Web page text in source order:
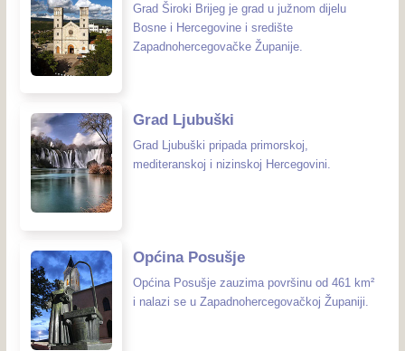
Grad Široki Brijeg je grad u južnom dijelu
Bosne i Hercegovine i središte
Zapadnohercegovačke Županije.
Grad Ljubuški
Grad Ljubuški pripada primorskoj,
mediteranskoj i nizinskoj Hercegovini.
Općina Posušje
Općina Posušje zauzima površinu od 461 km²
i nalazi se u Zapadnohercegovačkoj Županiji.